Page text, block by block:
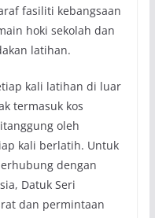
fasiliti kebangsaan
hoki sekolah dan
latihan.
kali latihan di luar
termasuk kos
oleh
kali berlatih. Untuk
dengan
Datuk Seri
dan permintaan